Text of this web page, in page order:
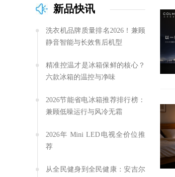
新品快讯
洗衣机品牌质量排名2026！兼顾
静音智能与长效售后机型
精准控温才是冰箱保鲜的核心？
六款冰箱的温控与净味
2026节能省电冰箱推荐排行榜：
兼顾低噪运行与风冷无霜
2026年 Mini LED电视全价位推
荐
从全民健身到全民健康：安吉尔